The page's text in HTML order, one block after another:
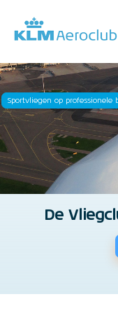
Sportvliegen op professionele
De